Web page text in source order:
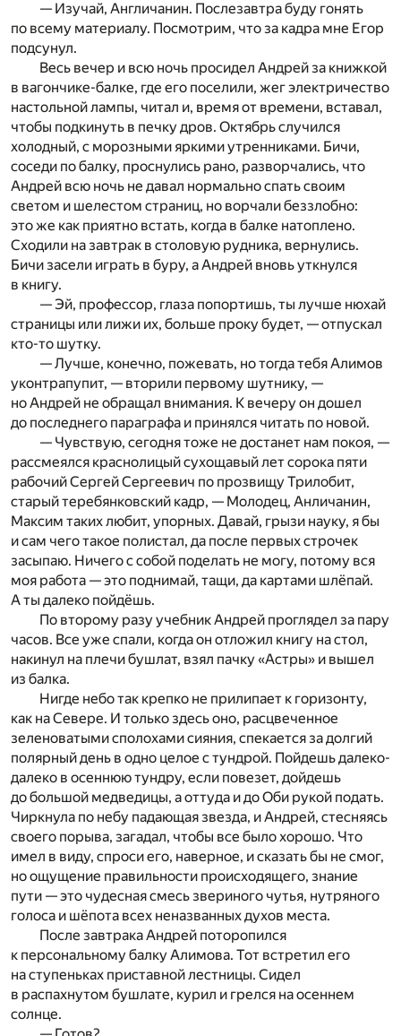
— Изучай, Англичанин. Послезавтра буду гонять
по всему материалу. Посмотрим, что за кадра мне Егор
подсунул.
Весь вечер и всю ночь просидел Андрей за книжкой
в вагончике-балке, где его поселили, жег электричество
настольной лампы, читал и, время от времени, вставал,
чтобы подкинуть в печку дров. Октябрь случился
холодный, с морозными яркими утренниками. Бичи,
соседи по балку, проснулись рано, разворчались, что
Андрей всю ночь не давал нормально спать своим
светом и шелестом страниц, но ворчали беззлобно:
это же как приятно встать, когда в балке натоплено.
Сходили на завтрак в столовую рудника, вернулись.
Бичи засели играть в буру, а Андрей вновь уткнулся
в книгу.
— Эй, профессор, глаза попортишь, ты лучше нюхай
страницы или лижи их, больше проку будет, — отпускал
кто-то шутку.
— Лучше, конечно, пожевать, но тогда тебя Алимов
уконтрапупит, — вторили первому шутнику, —
но Андрей не обращал внимания. К вечеру он дошел
до последнего параграфа и принялся читать по новой.
— Чувствую, сегодня тоже не достанет нам покоя, —
рассмеялся краснолицый сухощавый лет сорока пяти
рабочий Сергей Сергеевич по прозвищу Трилобит,
старый теребянковский кадр, — Молодец, Анличанин,
Максим таких любит, упорных. Давай, грызи науку, я бы
и сам чего такое полистал, да после первых строчек
засыпаю. Ничего с собой поделать не могу, потому вся
моя работа — это поднимай, тащи, да картами шлёпай.
А ты далеко пойдёшь.
По второму разу учебник Андрей проглядел за пару
часов. Все уже спали, когда он отложил книгу на стол,
накинул на плечи бушлат, взял пачку «Астры» и вышел
из балка.
Нигде небо так крепко не прилипает к горизонту,
как на Севере. И только здесь оно, расцвеченное
зеленоватыми сполохами сияния, спекается за долгий
полярный день в одно целое с тундрой. Пойдешь далеко-
далеко в осеннюю тундру, если повезет, дойдешь
до большой медведицы, а оттуда и до Оби рукой подать.
Чиркнула по небу падающая звезда, и Андрей, стесняясь
своего порыва, загадал, чтобы все было хорошо. Что
имел в виду, спроси его, наверное, и сказать бы не смог,
но ощущение правильности происходящего, знание
пути — это чудесная смесь звериного чутья, нутряного
голоса и шёпота всех неназванных духов места.
После завтрака Андрей поторопился
к персональному балку Алимова. Тот встретил его
на ступеньках приставной лестницы. Сидел
в распахнутом бушлате, курил и грелся на осеннем
солнце.